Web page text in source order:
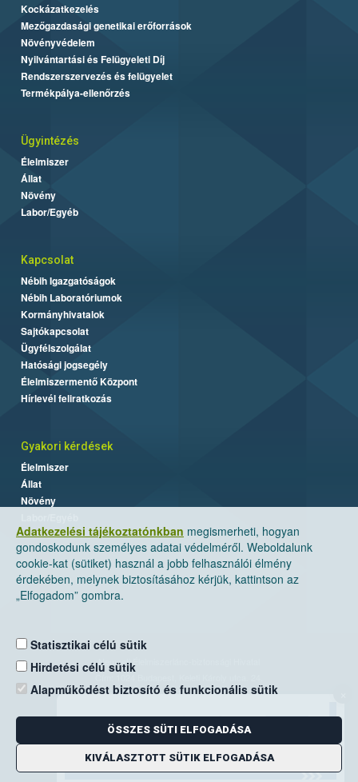
Adatkezelési tájékoztatónkban megismerheti, hogyan
gondoskodunk személyes adatai védelméről. Weboldalunk
cookie-kat (sütiket) használ a jobb felhasználói élmény
érdekében, melynek biztosításához kérjük, kattintson az
„Elfogadom” gombra.
Statisztikai célú sütik
Hirdetési célú sütik
Alapműködést biztosító és funkcionális sütik
ÖSSZES SÜTI ELFOGADÁSA
KIVÁLASZTOTT SÜTIK ELFOGADÁSA
Kockázatkezelés
Mezőgazdasági genetikai erőforrások
Növényvédelem
Nyilvántartási és Felügyeleti Díj
Rendszerszervezés és felügyelet
Termékpálya-ellenőrzés
Ügyintézés
Élelmiszer
Állat
Növény
Labor/Egyéb
Kapcsolat
Nébih Igazgatóságok
Nébih Laboratóriumok
Kormányhivatalok
Sajtókapcsolat
Ügyfélszolgálat
Hatósági jogsegély
Élelmiszermentő Központ
Hírlevél feliratkozás
Gyakori kérdések
Élelmiszer
Állat
Növény
Nemzeti Élelmiszerlánc-biztonsági Hivatal
Levelezési cím: 1525 Budapest. Pf. 30.
E-mail:ugyfelszolgalat@nebih.gov.hu
Zöld szám: 06-80/263-244
Telefon: 06-1/ 336-9000